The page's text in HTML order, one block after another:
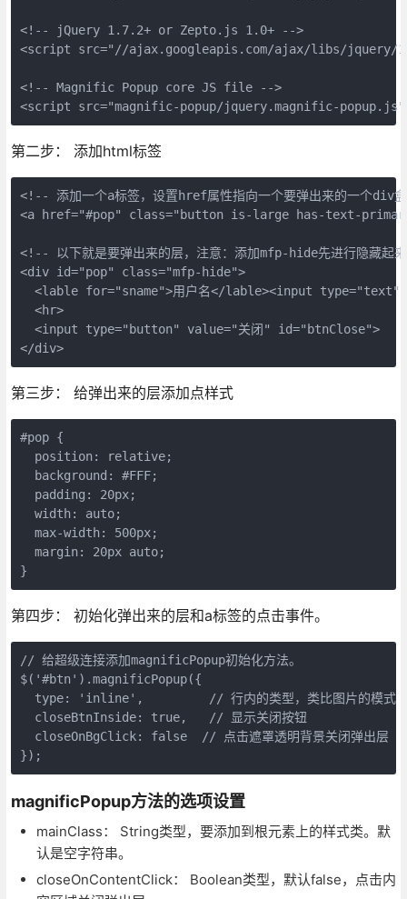
<!-- jQuery 1.7.2+ or Zepto.js 1.0+ -->
<script src="//ajax.googleapis.com/ajax/libs/jquery/
<!-- Magnific Popup core JS file -->
第二步： 添加html标签
<!-- 添加一个a标签，设置href属性指向一个要弹出来的一个div
<a href="#pop" class="button is-large has-text-
<!-- 以下就是要弹出来的层，注意：添加mfp-hide先进行隐藏起
<div id="pop" class="mfp-hide">
<lable for="sname">用户名</lable><input
  <hr>
  <input type="button" value="关闭" id="btnClose">
</div>
第三步： 给弹出来的层添加点样式
#pop {
  position: relative;
  background: #FFF;
  padding: 20px;
  width: auto;
  max-width: 500px;
  margin: 20px auto;
第四步： 初始化弹出来的层和a标签的点击事件。
// 给超级连接添加magnificPopup初始化方法。
$('#btn').magnificPopup({
  type: 'inline',         // 行内的类型，类比图片的模式
  closeBtnInside: true,   // 显示关闭按钮
  closeOnBgClick: false  // 点击遮罩透明背景关闭弹出层
magnificPopup方法的选项设置
mainClass： String类型，要添加到根元素上的样式类。默
认是空字符串。
closeOnContentClick： Boolean类型，默认false，点击内